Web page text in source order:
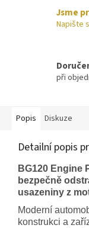
Jsme
Napište
při
Popis Diskuze
Detailní popis
BG120 Engine
bezpečně
usazeniny z
Moderní
konstrukci a